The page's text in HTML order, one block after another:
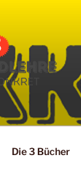
Die 3 Bücher